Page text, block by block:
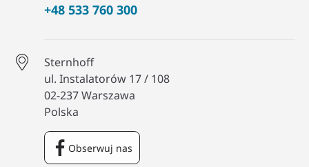
+48 533 760 300
Sternhoff
ul. Instalatorów 17 / 108
02-237 Warszawa
Polska
Obserwuj nas
Facebook